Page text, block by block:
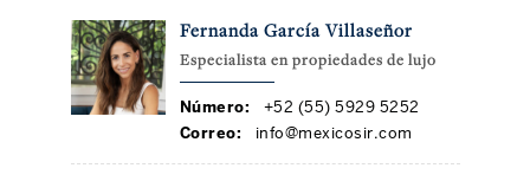
Fernanda García Villaseñor
Especialista en propiedades de lujo
Número:
+52 (55) 5929 5252
Correo:
info@mexicosir.com